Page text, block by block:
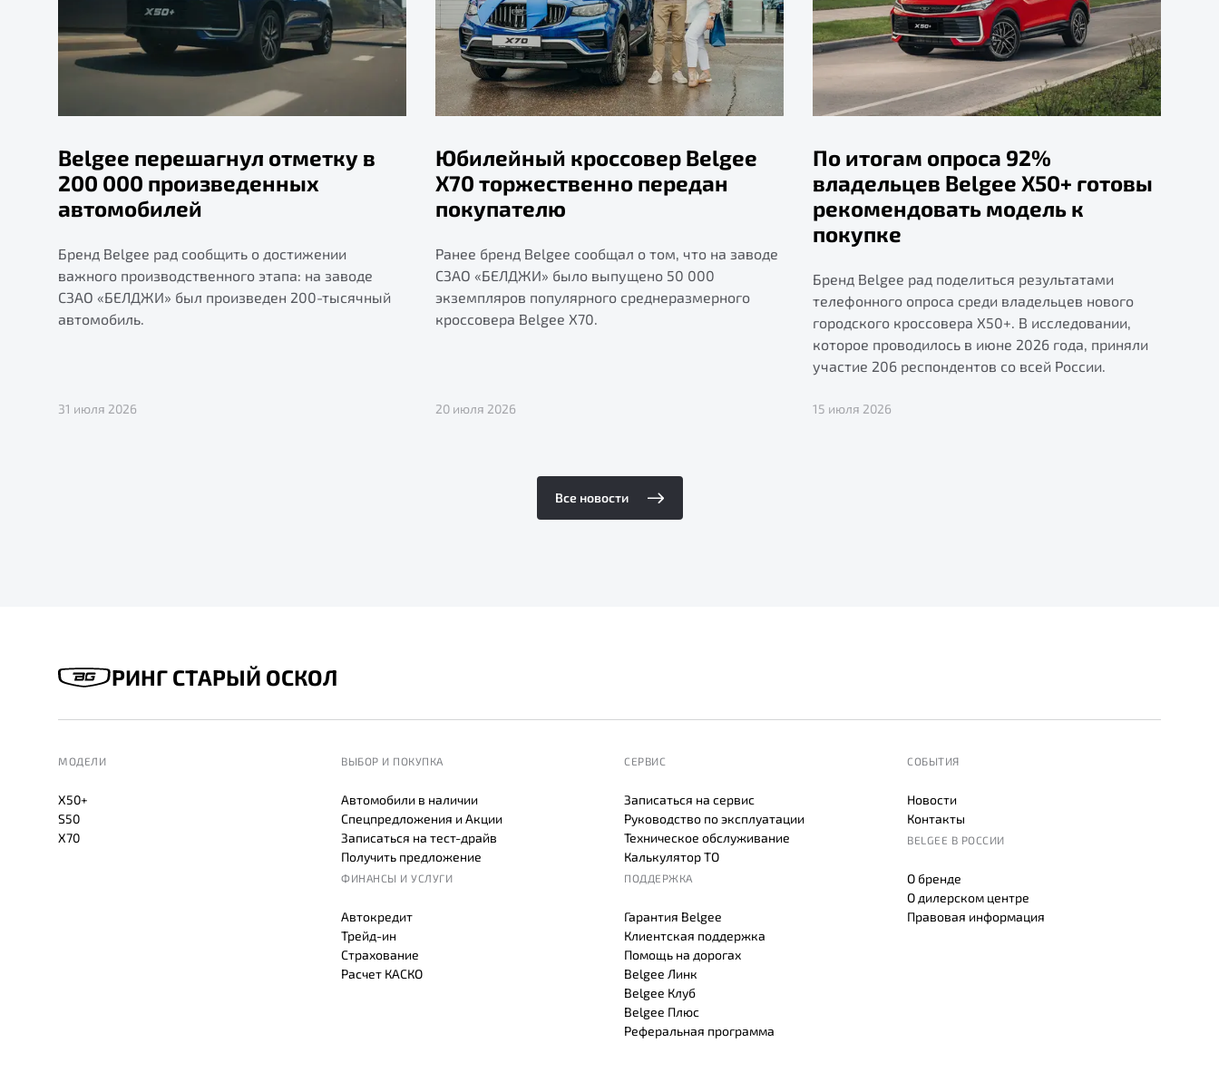
Belgee перешагнул отметку в
200 000 произведенных
автомобилей
Бренд Belgee рад сообщить о достижении
важного производственного этапа: на заводе
СЗАО «БЕЛДЖИ» был произведен 200-тысячный
автомобиль.
31 июля 2026
Юбилейный кроссовер Belgee
X70 торжественно передан
покупателю
Ранее бренд Belgee сообщал о том, что на заводе
СЗАО «БЕЛДЖИ» было выпущено 50 000
экземпляров популярного среднеразмерного
кроссовера Belgee X70.
20 июля 2026
По итогам опроса 92%
владельцев Belgee X50+ готовы
рекомендовать модель к
покупке
Бренд Belgee рад поделиться результатами
телефонного опроса среди владельцев нового
городского кроссовера X50+. В исследовании,
которое проводилось в июне 2026 года, приняли
участие 206 респондентов со всей России.
15 июля 2026
Все новости
РИНГ СТАРЫЙ ОСКОЛ
МОДЕЛИ
X50+
S50
X70
ВЫБОР И ПОКУПКА
Автомобили в наличии
Спецпредложения и Акции
Записаться на тест-драйв
Получить предложение
ФИНАНСЫ И УСЛУГИ
Автокредит
Трейд-ин
Страхование
Расчет КАСКО
СЕРВИС
Записаться на сервис
Руководство по эксплуатации
Техническое обслуживание
Калькулятор ТО
ПОДДЕРЖКА
Гарантия Belgee
Клиентская поддержка
Помощь на дорогах
Belgee Линк
Belgee Клуб
Belgee Плюс
Реферальная программа
СОБЫТИЯ
Новости
Контакты
BELGEE В РОССИИ
О бренде
О дилерском центре
Правовая информация